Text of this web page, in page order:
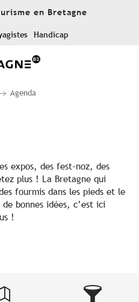
en Bretagne
Handicap
Agenda
aux favoris
expos, des fest-noz, des
plus ! La Bretagne qui
fourmis dans les pieds et le
bonnes idées, c’est ici
!